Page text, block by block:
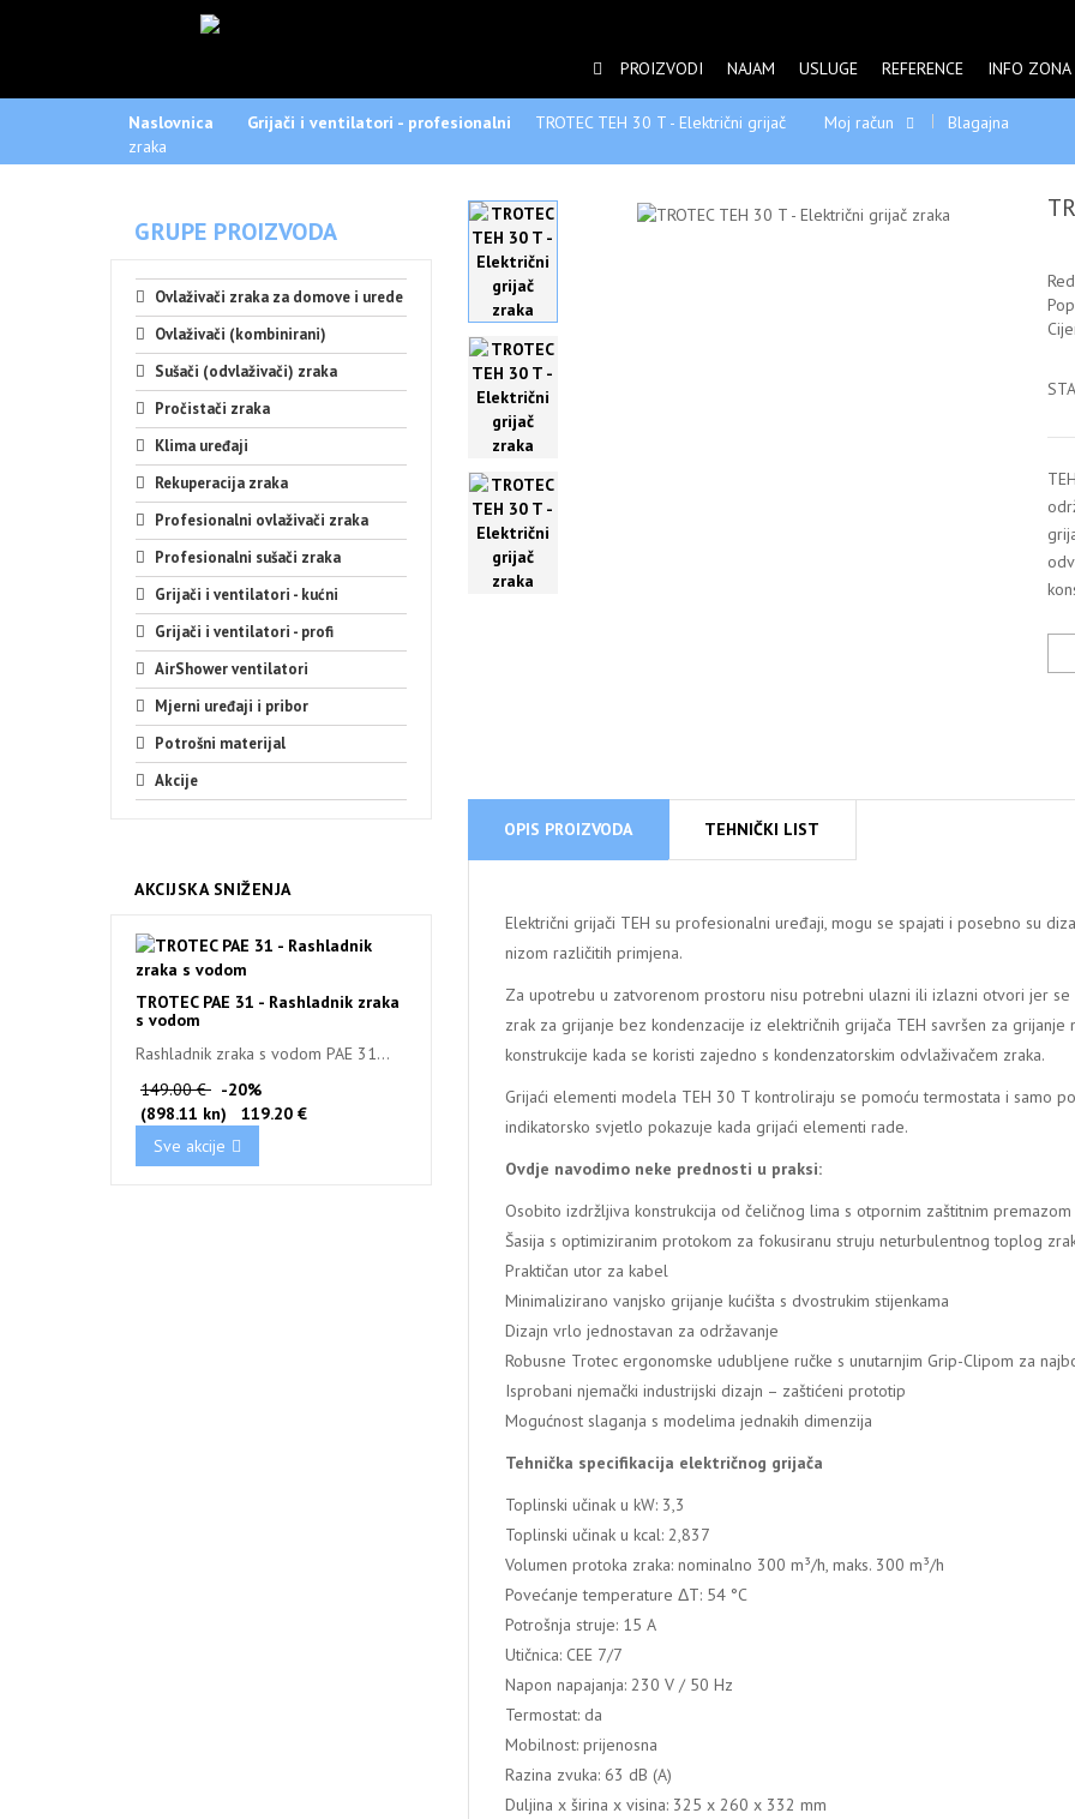
PROIZVODI NAJAM USLUGE REFERENCE INFO ZONA
Naslovnica Grijači i ventilatori - profesionalni
TROTEC TEH 30 T - Električni grijač
zraka
Moj račun Blagajna
GRUPE PROIZVODA
Ovlaživači zraka za domove i urede
Ovlaživači (kombinirani)
Sušači (odvlaživači) zraka
Pročistači zraka
Klima uređaji
Rekuperacija zraka
Profesionalni ovlaživači zraka
Profesionalni sušači zraka
Grijači i ventilatori - kućni
Grijači i ventilatori - profi
AirShower ventilatori
Mjerni uređaji i pribor
Potrošni materijal
Akcije
AKCIJSKA SNIŽENJA
TROTEC PAE 31 - Rashladnik zraka
s vodom
Rashladnik zraka s vodom PAE 31...
149.00 € -20%
(898.11 kn)
119.20 €
Sve akcije
OPIS PROIZVODA TEHNIČKI LIST
Električni grijači TEH su profesionalni uređaji, mogu se spajati i posebno su
nizom različitih primjena.
Za upotrebu u zatvorenom prostoru nisu potrebni ulazni ili izlazni otvori jer se
zrak za grijanje bez kondenzacije iz električnih grijača TEH savršen za
konstrukcije kada se koristi zajedno s kondenzatorskim odvlaživačem zraka.
Grijaći elementi modela TEH 30 T kontroliraju se pomoću termostata i samo
indikatorsko svjetlo pokazuje kada grijaći elementi rade.
Ovdje navodimo neke prednosti u praksi:
Osobito izdržljiva konstrukcija od čeličnog lima s otpornim zaštitnim premazom
Šasija s optimiziranim protokom za fokusiranu struju neturbulentnog toplog
Praktičan utor za kabel
Minimalizirano vanjsko grijanje kućišta s dvostrukim stijenkama
Dizajn vrlo jednostavan za održavanje
Robusne Trotec ergonomske udubljene ručke s unutarnjim Grip-Clipom za
Isprobani njemački industrijski dizajn – zaštićeni prototip
Mogućnost slaganja s modelima jednakih dimenzija
Tehnička specifikacija električnog grijača
Toplinski učinak u kW: 3,3
Toplinski učinak u kcal: 2,837
Volumen protoka zraka: nominalno 300 m³/h, maks. 300 m³/h
Povećanje temperature ΔT: 54 °C
Potrošnja struje: 15 A
Utičnica: CEE 7/7
Napon napajanja: 230 V / 50 Hz
Termostat: da
Mobilnost: prijenosna
Razina zvuka: 63 dB (A)
Duljina x širina x visina: 325 x 260 x 332 mm